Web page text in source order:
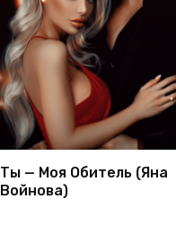
Ты — Моя Обитель (Яна
Войнова)